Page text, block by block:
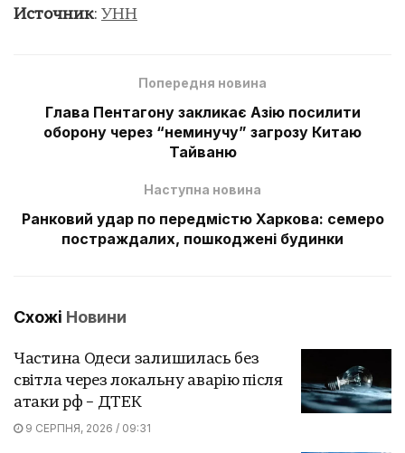
Источник: УНН
Попередня новина
Глава Пентагону закликає Азію посилити
оборону через “неминучу” загрозу Китаю
Тайваню
Наступна новина
Ранковий удар по передмістю Харкова: семеро
постраждалих, пошкоджені будинки
Схожі Новини
Частина Одеси залишилась без
світла через локальну аварію після
атаки рф – ДТЕК
9 СЕРПНЯ, 2026 / 09:31